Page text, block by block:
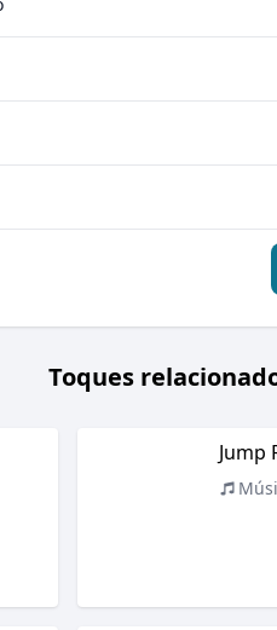
Toques
Jump